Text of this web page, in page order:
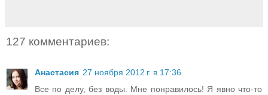
127 комментариев:
Анастасия 27 ноября 2012 г. в 17:36
Все по делу, без воды. Мне понравилось! Я явно что-то